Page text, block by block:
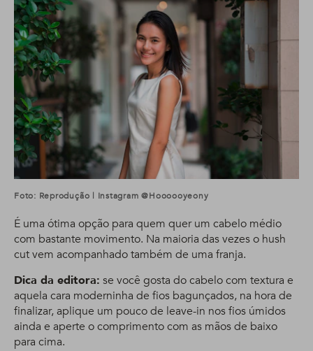
Foto: Reprodução | Instagram @hoooooyeony
É uma ótima opção para quem quer um cabelo médio
com bastante movimento. Na maioria das vezes o hush
cut vem acompanhado também de uma franja.
Dica da editora: se você gosta do cabelo com textura e
aquela cara moderninha de fios bagunçados, na hora de
finalizar, aplique um pouco de leave-in nos fios úmidos
ainda e aperte o comprimento com as mãos de baixo
para cima.